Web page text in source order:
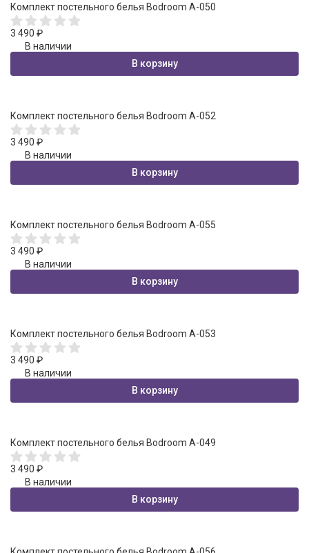
Комплект постельного белья Bodroom A-050
3 490 ₽
В наличии
В корзину
Комплект постельного белья Bodroom A-052
3 490 ₽
В наличии
В корзину
Комплект постельного белья Bodroom A-055
3 490 ₽
В наличии
В корзину
Комплект постельного белья Bodroom A-053
3 490 ₽
В наличии
В корзину
Комплект постельного белья Bodroom A-049
3 490 ₽
В наличии
В корзину